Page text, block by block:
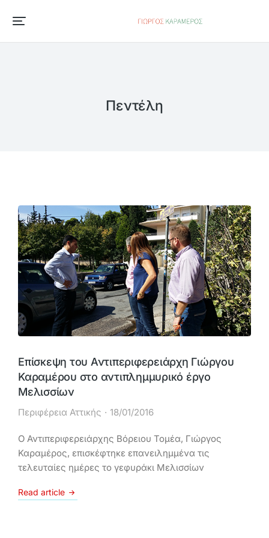
Πεντέλη
Επίσκεψη του Αντιπεριφερειάρχη Γιώργου
Καραμέρου στο αντιπλημμυρικό έργο
Μελισσίων
Περιφέρεια Αττικής 18/01/2016
Ο Αντιπεριφερειάρχης Βόρειου Τομέα, Γιώργος
Καραμέρος, επισκέφτηκε επανειλημμένα τις
τελευταίες ημέρες το γεφυράκι Μελισσίων
Read article